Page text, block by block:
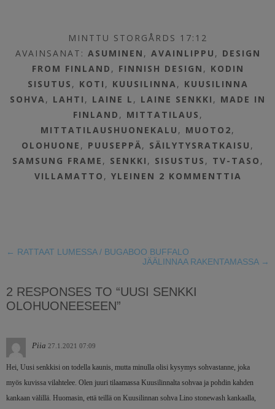
MINTTU STORGÅRDS 17:12
AVAINSANAT: ASUMINEN , AVAINLIPPU , DESIGN
FROM FINLAND , FINNISH DESIGN , KODIN
SISUTUS , KOTI , KUUSILINNA, KUUSILINNA
SOHVA, LAHTI , LAINE L , LAINE SENKKI , MADE IN
FINLAND , MITTATILAUS ,
MITTATILAUSHUONEKALU , MUOTO2,
OLOHUONE , PUUSEPPÄ, SÄILYTYSRATKAISU ,
SAMSUNG FRAME , SENKKI , SISUSTUS , TV-TASO ,
VILLAMATTO , YLEINEN 2 KOMMENTTIA
← RATTAAT LUMESSA / BUGABOO BUFFALO
JÄÄLINNAA RAKENTAMASSA →
2 RESPONSES TO “UUSI SENKKI
OLOHUONEESEEN”
Piia 27.1.2021 07:09
Hei, Uusi senkkisi on todella kaunis, mutta minulla olisi kysymys sohvastanne, joka
myös kuvissa vilahtelee. Olen juuri tilaamassa Kuusilinnalta sohvaa ja pohdin kahden
kankaan välillä. Huomasin, että teillä on Kuusilinnan sohva Lino stonewash kankaalla,